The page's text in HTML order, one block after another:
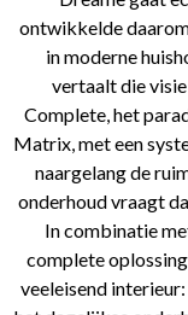
ontwikkelde
in moderne
vertaalt die
Complete, het
Matrix, met een
naargelang de
onderhoud vraagt
In combinatie
complete
veeleisend